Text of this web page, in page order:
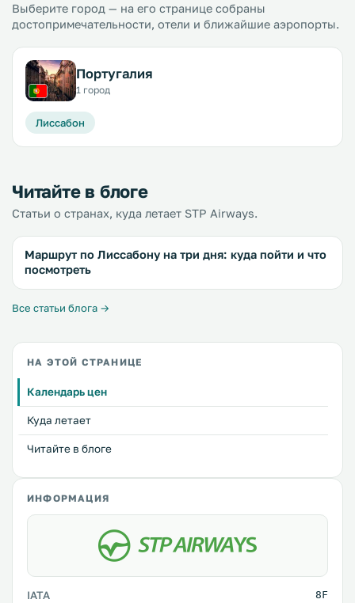
Выберите город — на его странице собраны
достопримечательности, отели и ближайшие аэропорты.
Португалия
1 город
Лиссабон
Читайте в блоге
Статьи о странах, куда летает STP Airways.
Маршрут по Лиссабону на три дня: куда пойти и что
посмотреть
Все статьи блога →
НА ЭТОЙ СТРАНИЦЕ
Календарь цен
Куда летает
Читайте в блоге
ИНФОРМАЦИЯ
IATA 8F